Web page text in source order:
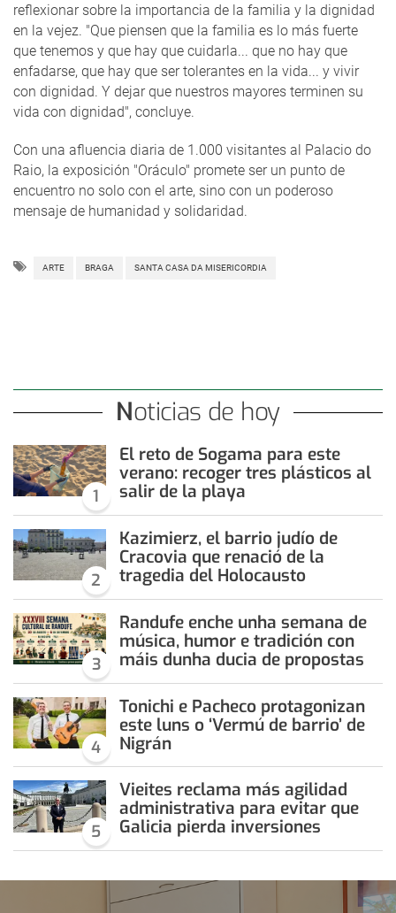
reflexionar sobre la importancia de la familia y la dignidad
en la vejez. "Que piensen que la familia es lo más fuerte
que tenemos y que hay que cuidarla... que no hay que
enfadarse, que hay que ser tolerantes en la vida... y vivir
con dignidad. Y dejar que nuestros mayores terminen su
vida con dignidad", concluye.
Con una afluencia diaria de 1.000 visitantes al Palacio do
Raio, la exposición "Oráculo" promete ser un punto de
encuentro no solo con el arte, sino con un poderoso
mensaje de humanidad y solidaridad.
ARTE BRAGA SANTA CASA DA MISERICORDIA
Noticias de hoy
1
El reto de Sogama para este
verano: recoger tres plásticos al
salir de la playa
2
Kazimierz, el barrio judío de
Cracovia que renació de la
tragedia del Holocausto
3
Randufe enche unha semana de
música, humor e tradición con
máis dunha ducia de propostas
4
Tonichi e Pacheco protagonizan
este luns o ‘Vermú de barrio’ de
Nigrán
5
Vieites reclama más agilidad
administrativa para evitar que
Galicia pierda inversiones